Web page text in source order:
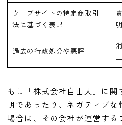
ウェブサイトの特定商取引
法に基づく表記
過去の行政処分や悪評
もし「株式会社自由人」に
明であったり、ネガティブな
場合は、その会社が運営する